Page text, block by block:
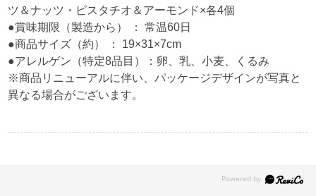
ツ＆ナッツ・ピスタチオ＆アーモンド×各4個
●賞味期限（製造から） ： 常温60日
●商品サイズ（約） ： 19×31×7cm
●アレルゲン（特定8品目）：卵、乳、小麦、くるみ
※商品リニューアルに伴い、パッケージデザインが写真と
異なる場合がございます。